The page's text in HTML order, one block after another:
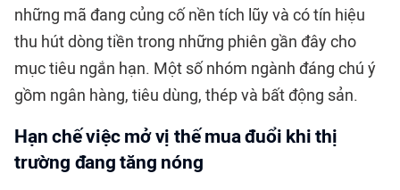
những mã đang củng cố nền tích lũy và có tín hiệu
thu hút dòng tiền trong những phiên gần đây cho
mục tiêu ngắn hạn. Một số nhóm ngành đáng chú ý
gồm ngân hàng, tiêu dùng, thép và bất động sản.
Hạn chế việc mở vị thế mua đuổi khi thị
trường đang tăng nóng